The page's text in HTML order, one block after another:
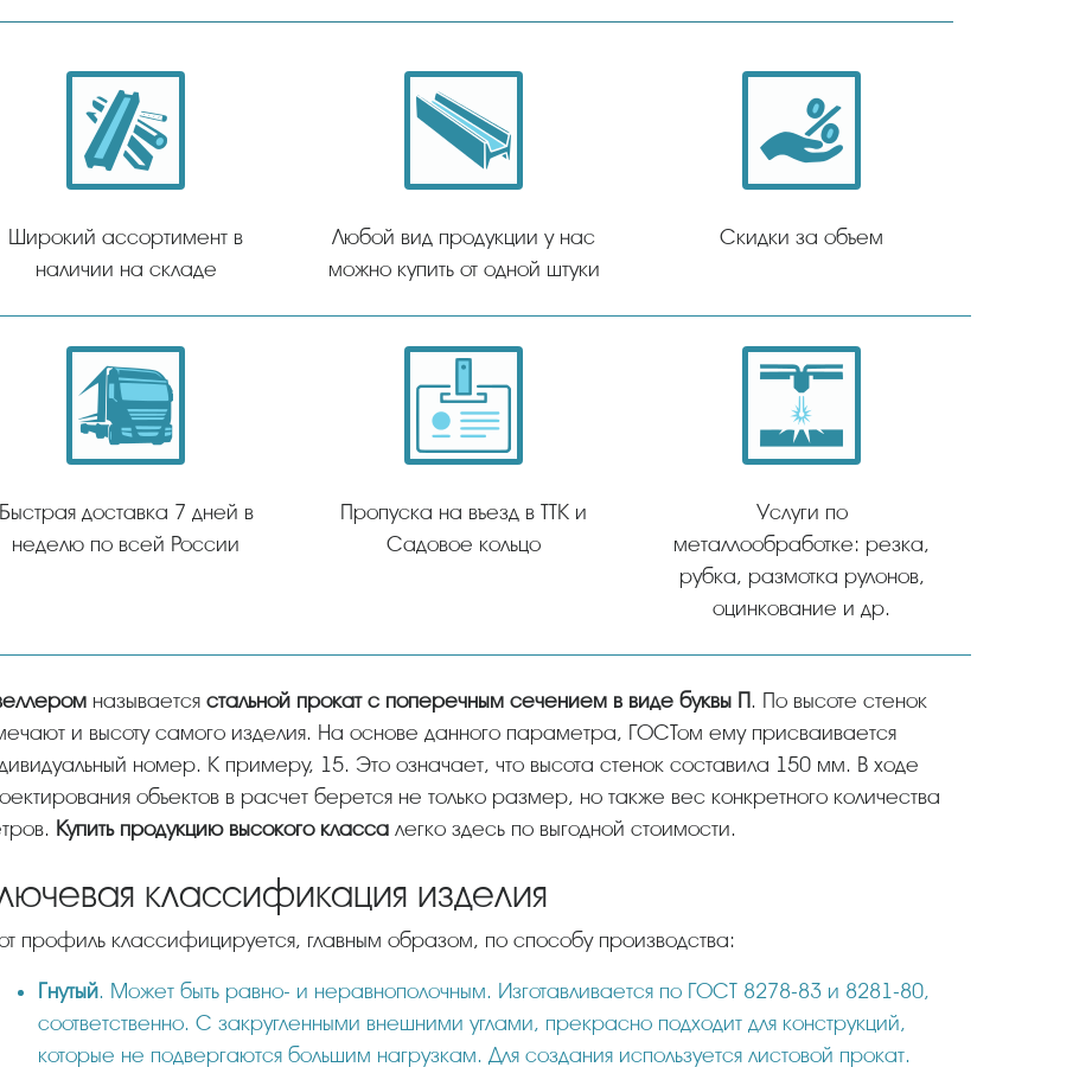
Широкий ассортимент в
наличии на складе
Любой вид продукции у нас
можно купить от одной штуки
Скидки за объем
Быстрая доставка 7 дней в
неделю по всей России
Пропуска на въезд в ТТК и
Садовое кольцо
Услуги по
металлообработке: резка,
рубка, размотка рулонов,
оцинкование и др.
называется стальной прокат с поперечным сечением в виде буквы П . По высоте стенок
и высоту самого изделия. На основе данного параметра, ГОСТом ему присваивается
номер. К примеру, 15. Это означает, что высота стенок составила 150 мм. В ходе
объектов в расчет берется не только размер, но также вес конкретного количества
Купить продукцию высокого класса легко здесь по выгодной стоимости.
классификация изделия
профиль классифицируется, главным образом, по способу производства:
Гнутый. Может быть равно- и неравнополочным. Изготавливается по ГОСТ 8278-83 и 8281-80,
соответственно. С закругленными внешними углами, прекрасно подходит для конструкций,
которые не подвергаются большим нагрузкам. Для создания используется листовой прокат.